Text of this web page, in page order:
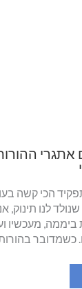
הכי קשה
לנו תינוק,
24 שעות ביממה, מעכשיו
כשמדובר